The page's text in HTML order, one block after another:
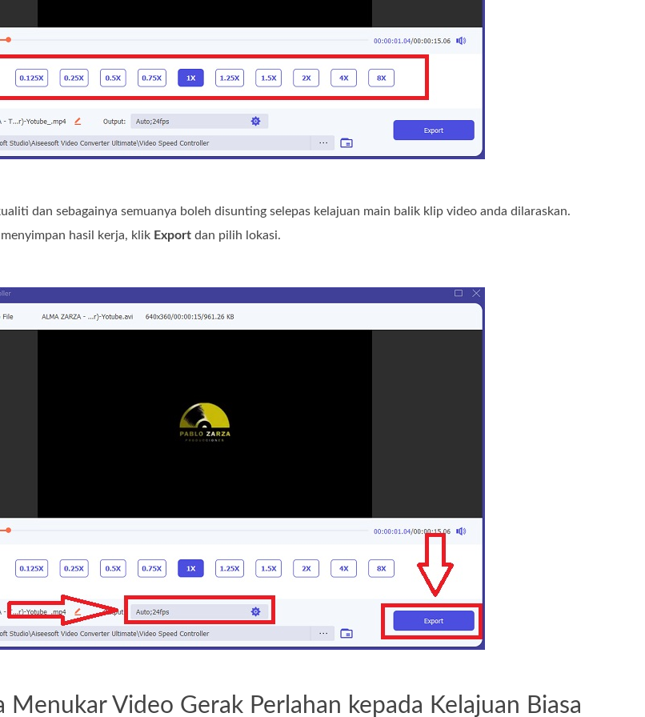
dan sebagainya semuanya boleh disunting selepas kelajuan main balik klip video anda dilaraskan.
hasil kerja, klik Export dan pilih lokasi.
Menukar Video Gerak Perlahan kepada Kelajuan Biasa